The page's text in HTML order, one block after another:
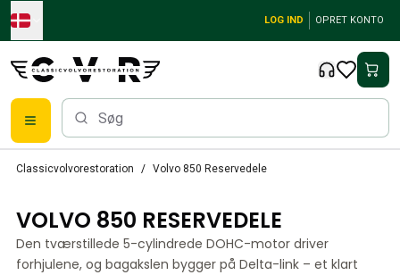
Skip to main content
LOG IND OPRET KONTO
Volvo PV/Duett bremsesystem
Volvo PV/Duett Brændstof/udstødningssystem
Volvo PV/Duett Elektrisk udstyr
Classicvolvorestoration Volvo 850 Reservedele
VOLVO 850 RESERVEDELE
Den tværstillede 5-cylindrede DOHC-motor driver
forhjulene, og bagakslen bygger på Delta-link – et klart